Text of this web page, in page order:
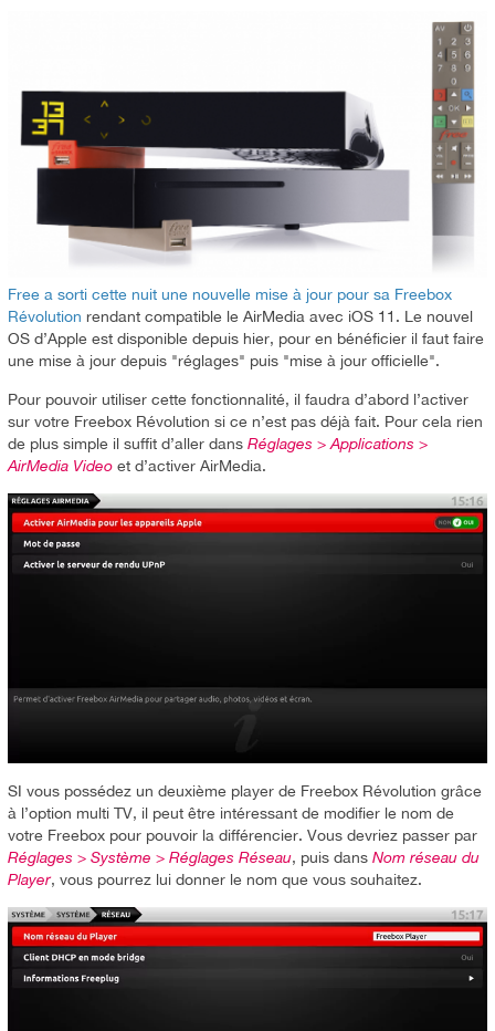
Free a sorti cette nuit une nouvelle mise à jour pour sa Freebox
Révolution rendant compatible le AirMedia avec iOS 11. Le nouvel
OS d’Apple est disponible depuis hier, pour en bénéficier il faut faire
une mise à jour depuis "réglages" puis "mise à jour officielle".
Pour pouvoir utiliser cette fonctionnalité, il faudra d’abord l’activer
sur votre Freebox Révolution si ce n’est pas déjà fait. Pour cela rien
de plus simple il suffit d’aller dans Réglages > Applications >
AirMedia Video et d’activer AirMedia.
SI vous possédez un deuxième player de Freebox Révolution grâce
à l’option multi TV, il peut être intéressant de modifier le nom de
votre Freebox pour pouvoir la différencier. Vous devriez passer par
Réglages > Système > Réglages Réseau, puis dans Nom réseau du
Player, vous pourrez lui donner le nom que vous souhaitez.